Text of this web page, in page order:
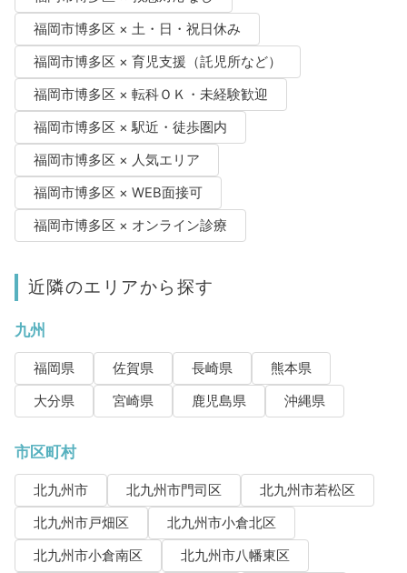
福岡市博多区 × 土・日・祝日休み
福岡市博多区 × 育児支援（託児所など）
福岡市博多区 × 転科ＯＫ・未経験歓迎
福岡市博多区 × 駅近・徒歩圏内
福岡市博多区 × 人気エリア
福岡市博多区 × WEB面接可
福岡市博多区 × オンライン診療
近隣のエリアから探す
九州
福岡県 佐賀県 長崎県
熊本県
大分県
宮崎県 鹿児島県 沖縄県
市区町村
北九州市 北九州市門司区
北九州市若松区
北九州市戸畑区
北九州市小倉北区
北九州市小倉南区
北九州市八幡東区